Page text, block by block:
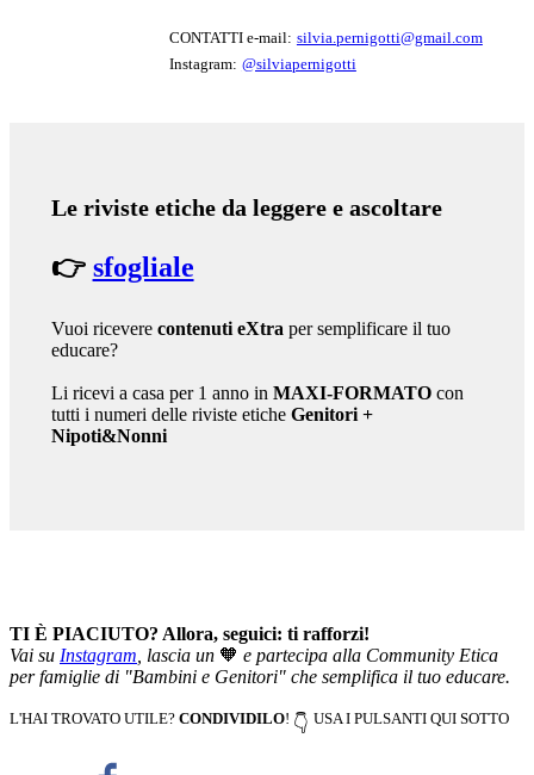
CONTATTI e-mail: silvia.pernigotti@gmail.com
Instagram: @silviapernigotti
Le riviste etiche da leggere e ascoltare
👉 sfogliale
Vuoi ricevere contenuti eXtra per semplificare il tuo
educare?
Li ricevi a casa per 1 anno in MAXI-FORMATOcon
tutti i numeri delle riviste etiche Genitori +
Nipoti&Nonni
TI È PIACIUTO? Allora, seguici: ti rafforzi!
Vai su Instagram , lascia un 🧡 e partecipa alla Community Etica
per famiglie di "Bambini e Genitori" che semplifica il tuo educare.
L'HAI TROVATO UTILE? CONDIVIDILO! 👇 USA I PULSANTI QUI SOTTO